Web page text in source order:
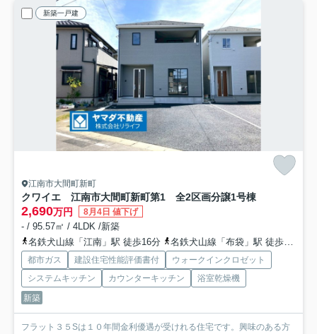
新築一戸建
江南市大間町新町
クワイエ 江南市大間町新町第1 全2区画分譲1号棟
2,690万円 8月4日 値下げ
- / 95.57㎡ / 4LDK /新築
名鉄犬山線「江南」駅 徒歩16分
名鉄犬山線「布袋」駅 徒歩36分車7分 2.9km
都市ガス 建設住宅性能評価書付
ウォークインクロゼット
システムキッチン
カウンターキッチン
浴室乾燥機
新築
フラット３５Sは１０年間金利優遇が受けれる住宅です。興味のある方